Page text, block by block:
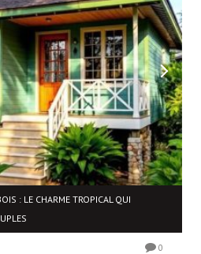
: LE CHARME TROPICAL QUI
0